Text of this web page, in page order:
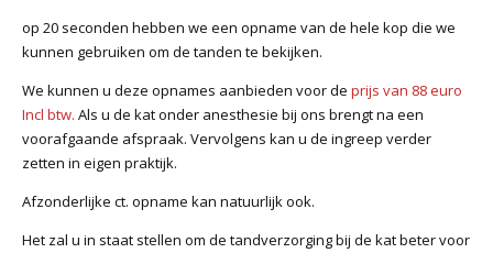
op 20 seconden hebben we een opname van de hele kop die we
kunnen gebruiken om de tanden te bekijken.
We kunnen u deze opnames aanbieden voor de prijs van 88 euro
Incl btw. Als u de kat onder anesthesie bij ons brengt na een
voorafgaande afspraak. Vervolgens kan u de ingreep verder
zetten in eigen praktijk.
Afzonderlijke ct. opname kan natuurlijk ook.
Het zal u in staat stellen om de tandverzorging bij de kat beter voor